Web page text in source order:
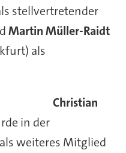
stellvertretender
Martin Müller-Raidt
als
Christian
in der
weiteres Mitglied